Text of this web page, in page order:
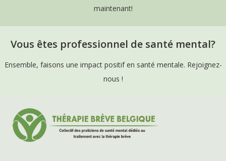
maintenant!
Vous êtes professionnel de santé mental?
Ensemble, faisons une impact positif en santé mentale. Rejoignez-
nous !